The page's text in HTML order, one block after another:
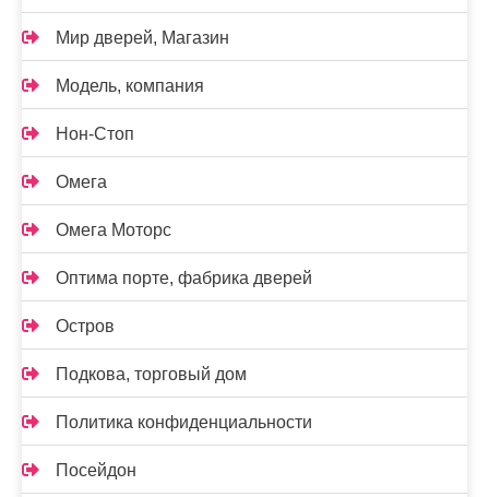
Мир дверей, Магазин
Модель, компания
Нон-Стоп
Омега
Омега Моторс
Оптима порте, фабрика дверей
Остров
Подкова, торговый дом
Политика конфиденциальности
Посейдон